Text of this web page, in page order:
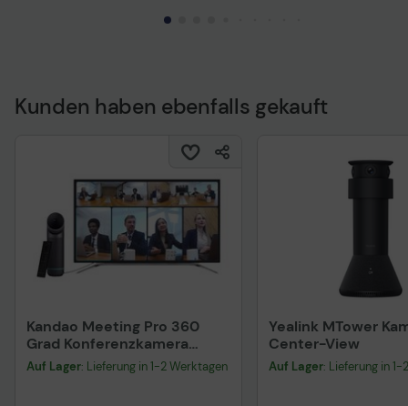
Technisches
Kunden haben ebenfalls gekauft
Kandao Meeting Pro 360
Grad Konferenzkamera
720p, 1080p - Audio
Auf Lager: Lieferung in 1-2 Werktagen
Yealink MTower
Center-View
Auf Lager: Lieferung in